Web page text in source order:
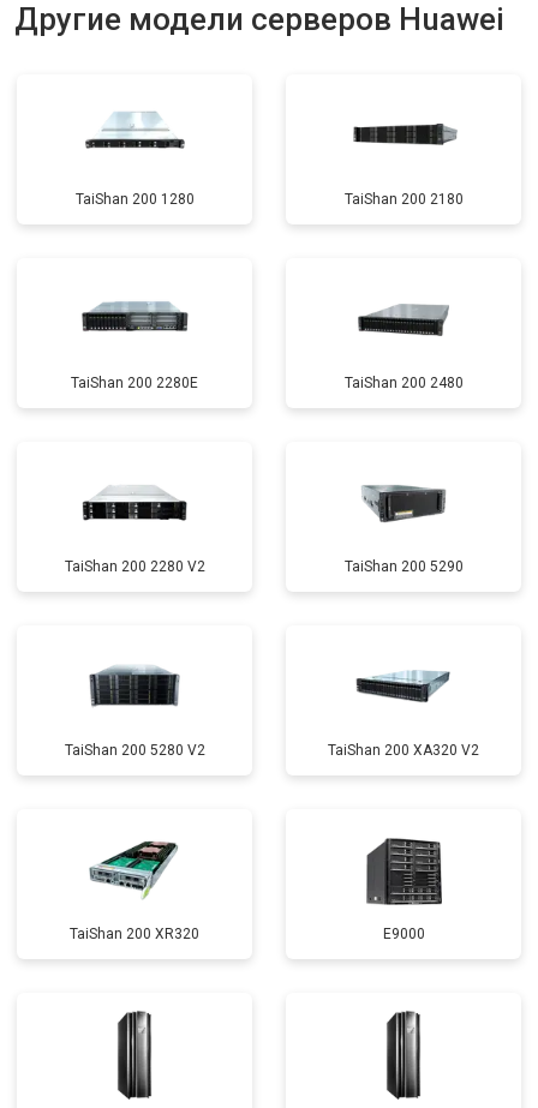
Другие модели серверов Huawei
TaiShan 200 1280 TaiShan 200 2180
TaiShan 200 2280E TaiShan 200 2480
TaiShan 200 2280 V2 TaiShan 200 5290
TaiShan 200 5280 V2 TaiShan 200 XA320 V2
TaiShan 200 XR320 E9000